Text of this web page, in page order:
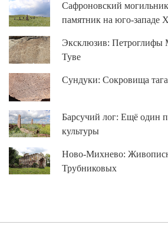
Сафроновский
памятник на юго-западе
Эксклюзив: Петроглифы
Туве
Сундуки: Сокровища
Барсучий лог: Ещё один
культуры
Ново-Михнево:
Трубниковых